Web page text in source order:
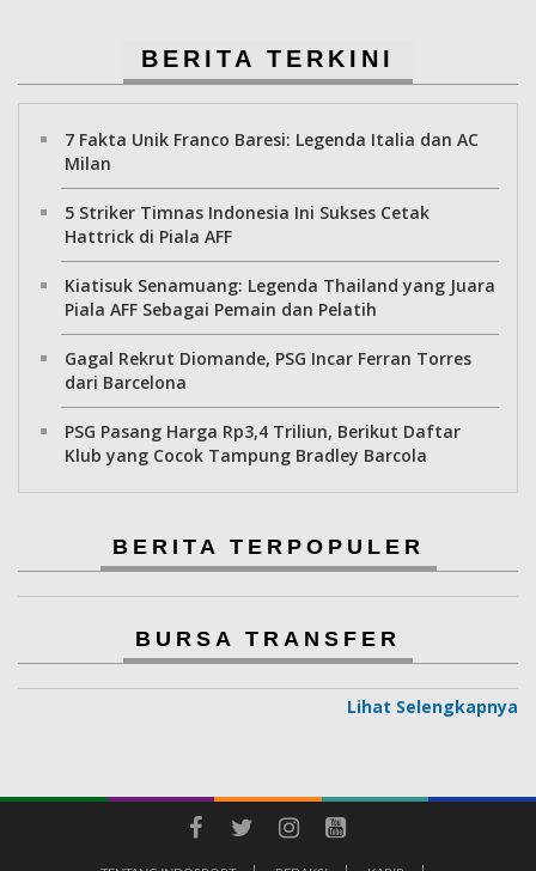
BERITA TERKINI
7 Fakta Unik Franco Baresi: Legenda Italia dan AC
Milan
5 Striker Timnas Indonesia Ini Sukses Cetak
Hattrick di Piala AFF
Kiatisuk Senamuang: Legenda Thailand yang Juara
Piala AFF Sebagai Pemain dan Pelatih
Gagal Rekrut Diomande, PSG Incar Ferran Torres
dari Barcelona
PSG Pasang Harga Rp3,4 Triliun, Berikut Daftar
Klub yang Cocok Tampung Bradley Barcola
BERITA TERPOPULER
BURSA TRANSFER
Lihat Selengkapnya